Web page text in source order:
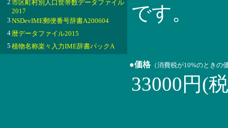
2 市区町村別人口世帯数データファイル
2017
3 NSDevIME郵便番号辞書A200604
4暦データファイル2015
5 植物名称楽々入力IME辞書パックA
です。
●価格（消費税が10%のときの
33000円(